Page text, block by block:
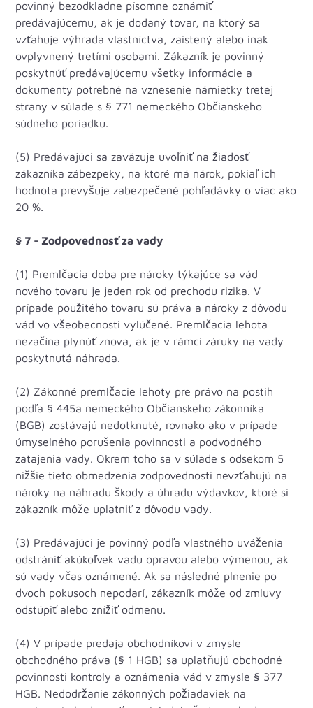
povinný bezodkladne písomne oznámiť
predávajúcemu, ak je dodaný tovar, na ktorý sa
vzťahuje výhrada vlastníctva, zaistený alebo inak
ovplyvnený tretími osobami. Zákazník je povinný
poskytnúť predávajúcemu všetky informácie a
dokumenty potrebné na vznesenie námietky tretej
strany v súlade s § 771 nemeckého Občianskeho
súdneho poriadku.
(5) Predávajúci sa zaväzuje uvoľniť na žiadosť
zákazníka zábezpeky, na ktoré má nárok, pokiaľ ich
hodnota prevyšuje zabezpečené pohľadávky o viac ako
20 %.
§ 7 - Zodpovednosť za vady
(1) Premlčacia doba pre nároky týkajúce sa vád
nového tovaru je jeden rok od prechodu rizika. V
prípade použitého tovaru sú práva a nároky z dôvodu
vád vo všeobecnosti vylúčené. Premlčacia lehota
nezačína plynúť znova, ak je v rámci záruky na vady
poskytnutá náhrada.
(2) Zákonné premlčacie lehoty pre právo na postih
podľa § 445a nemeckého Občianskeho zákonníka
(BGB) zostávajú nedotknuté, rovnako ako v prípade
úmyselného porušenia povinnosti a podvodného
zatajenia vady. Okrem toho sa v súlade s odsekom 5
nižšie tieto obmedzenia zodpovednosti nevzťahujú na
nároky na náhradu škody a úhradu výdavkov, ktoré si
zákazník môže uplatniť z dôvodu vady.
(3) Predávajúci je povinný podľa vlastného uváženia
odstrániť akúkoľvek vadu opravou alebo výmenou, ak
sú vady včas oznámené. Ak sa následné plnenie po
dvoch pokusoch nepodarí, zákazník môže od zmluvy
odstúpiť alebo znížiť odmenu.
(4) V prípade predaja obchodníkovi v zmysle
obchodného práva (§ 1 HGB) sa uplatňujú obchodné
povinnosti kontroly a oznámenia vád v zmysle § 377
HGB. Nedodržanie zákonných požiadaviek na